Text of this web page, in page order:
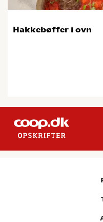
Hakkebøffer i ovn